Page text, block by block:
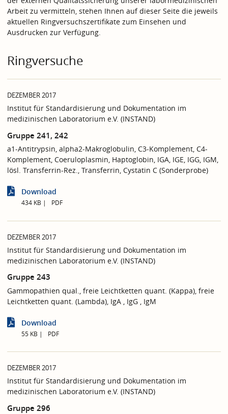
Arbeit zu vermitteln, stehen Ihnen auf dieser Seite die jeweils
aktuellen Ringversuchszertifikate zum Einsehen und
Ausdrucken zur Verfügung.
Ringversuche
DEZEMBER 2017
Institut für Standardisierung und Dokumentation im
medizinischen Laboratorium e.V. (INSTAND)
Gruppe 241, 242
a1-Antitrypsin, alpha2-Makroglobulin, C3-Komplement, C4-
Komplement, Coeruloplasmin, Haptoglobin, IGA, IGE, IGG, IGM,
lösl. Transferrin-Rez., Transferrin, Cystatin C (Sonderprobe)
Download
434 KB PDF
DEZEMBER 2017
Institut für Standardisierung und Dokumentation im
medizinischen Laboratorium e.V. (INSTAND)
Gruppe 243
Gammopathien qual., freie Leichtketten quant. (Kappa), freie
Leichtketten quant. (Lambda), IgA , IgG , IgM
Download
55 KB PDF
DEZEMBER 2017
Institut für Standardisierung und Dokumentation im
medizinischen Laboratorium e.V. (INSTAND)
Gruppe 296